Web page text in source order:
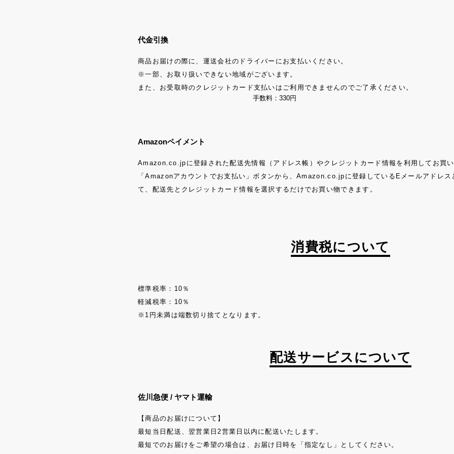
代金引換
商品お届けの際に、運送会社のドライバーにお支払いください。
※一部、お取り扱いできない地域がございます。
また、お受取時のクレジットカード支払いはご利用できませんのでご了承ください。
手数料：330円
Amazonペイメント
Amazon.co.jpに登録された配送先情報（アドレス帳）やクレジットカード情報を利用してお買
「Amazonアカウントでお支払い」ボタンから、Amazon.co.jpに登録しているEメールアドレ
て、配送先とクレジットカード情報を選択するだけでお買い物できます。
消費税について
標準税率：10％
軽減税率：10％
※1円未満は端数切り捨てとなります。
配送サービスについて
佐川急便 / ヤマト運輸
【商品のお届けについて】
最短当日配送、翌営業日2営業日以内に配送いたします。
最短でのお届けをご希望の場合は、お届け日時を「指定なし」としてください。